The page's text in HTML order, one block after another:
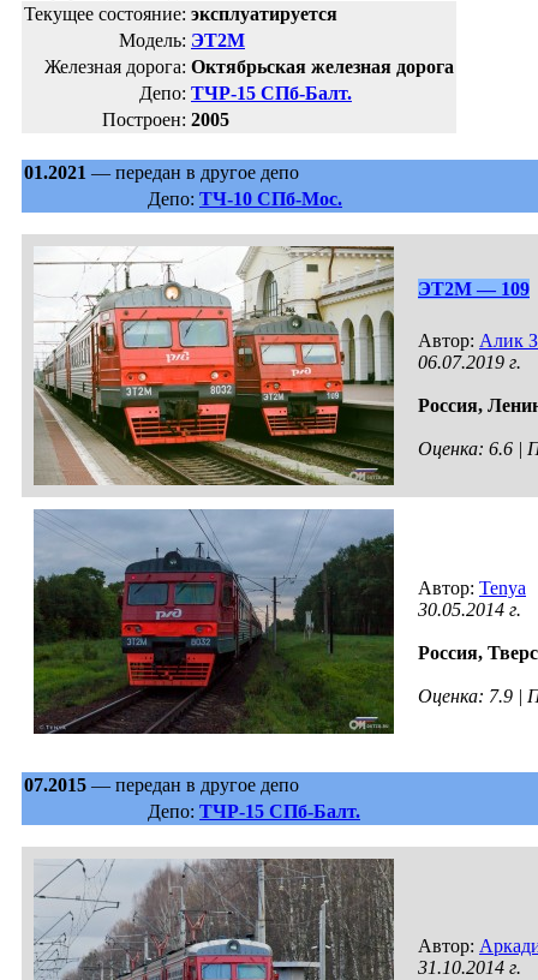
Текущее состояние: эксплуатируется
Модель: ЭТ2М
Железная дорога: Октябрьская железная дорога
Депо: ТЧР-15 СПб-Балт.
Построен: 2005
01.2021 — передан в другое депо
Депо: ТЧ-10 СПб-Мос.
ЭТ2М — 109
Автор: Алик
06.07.2019 г.
Россия,
Оценка: 6.6 |
Автор: Tenya
30.05.2014 г.
Россия,
Оценка: 7.9 |
07.2015 — передан в другое депо
Депо: ТЧР-15 СПб-Балт.
Автор:
31.10.2014 г.